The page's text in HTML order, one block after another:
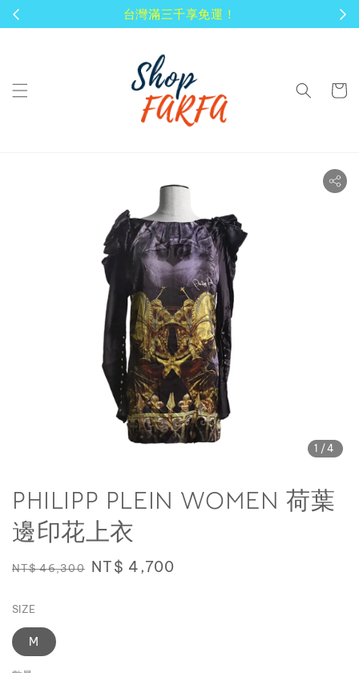
顧客享有商品到貨七天鑑賞期！
1 /4
PHILIPP PLEIN WOMEN 荷葉
邊印花上衣
Regular
NT$ 46,300 Sale
NT$ 4,700
SIZE
M